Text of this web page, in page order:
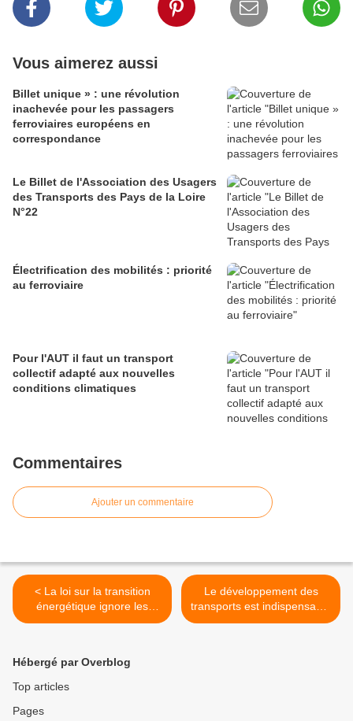
Vous aimerez aussi
Billet unique » : une révolution
inachevée pour les passagers
ferroviaires européens en
correspondance
Le Billet de l'Association des Usagers
des Transports des Pays de la Loire
N°22
Électrification des mobilités : priorité
au ferroviaire
Pour l'AUT il faut un transport
collectif adapté aux nouvelles
conditions climatiques
Commentaires
Ajouter un commentaire
< La loi sur la transition
énergétique ignore les
transports collectifs
Le développement des
transports est indispensable
pour la qualité de l'air >
Hébergé par Overblog
Top articles
Pages